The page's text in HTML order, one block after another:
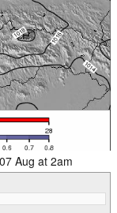
Aug at 2am